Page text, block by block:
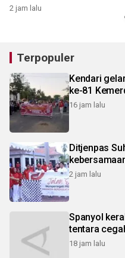
2 jam lalu
Terpopuler
Kendari
ke-81
16 jam lalu
Ditjenpas
2 jam lalu
Spanyol
tentara
18 jam lalu